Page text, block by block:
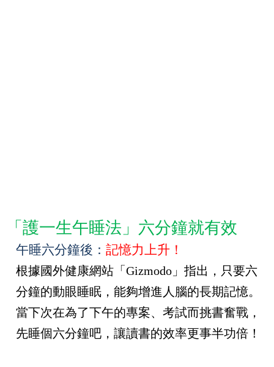
「護一生午睡法」六分鐘就有效
午睡六分鐘後： 記憶力上升！
根據國外健康網站「 Gizmodo 」指出，只要六
分鐘的動眼睡眠，能夠增進人腦的長期記憶。
當下次在為了下午的專案、考試而挑書奮戰，
先睡個六分鐘吧，讓讀書的效率更事半功倍！